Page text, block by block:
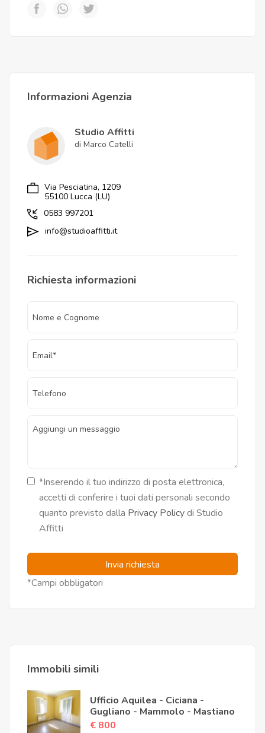
Informazioni Agenzia
Studio Affitti
di Marco Catelli
Via Pesciatina, 1209
55100 Lucca (LU)
0583 997201
info@studioaffitti.it
Richiesta informazioni
*Inserendo il tuo indirizzo di posta elettronica,
accetti di conferire i tuoi dati personali secondo
quanto previsto dalla Privacy Policydi Studio
Affitti
Invia richiesta
*Campi obbligatori
Immobili simili
Ufficio Aquilea - Ciciana -
Gugliano - Mammolo - Mastiano
€ 800